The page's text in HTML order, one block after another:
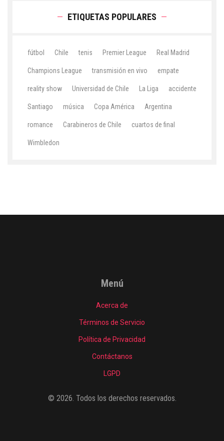
ETIQUETAS POPULARES
fútbol Chile tenis Premier League Real Madrid
Champions League transmisión en vivo empate
reality show Universidad de Chile La Liga accidente
Santiago música Copa América Argentina
romance Carabineros de Chile cuartos de final
Wimbledon
Menú
Acerca de
Términos de Servicio
Política de Privacidad
Contáctanos
LGPD
© 2026. Todos los derechos reservados.